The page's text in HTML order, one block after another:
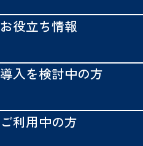
お役立ち情報
導入を検討中の方
ご利用中の方